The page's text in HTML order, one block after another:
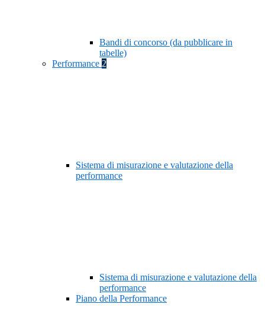
Bandi di concorso (da pubblicare in
tabelle)
Performance 2
Sistema di misurazione e valutazione della
performance
Sistema di misurazione e valutazione della
performance
Piano della Performance